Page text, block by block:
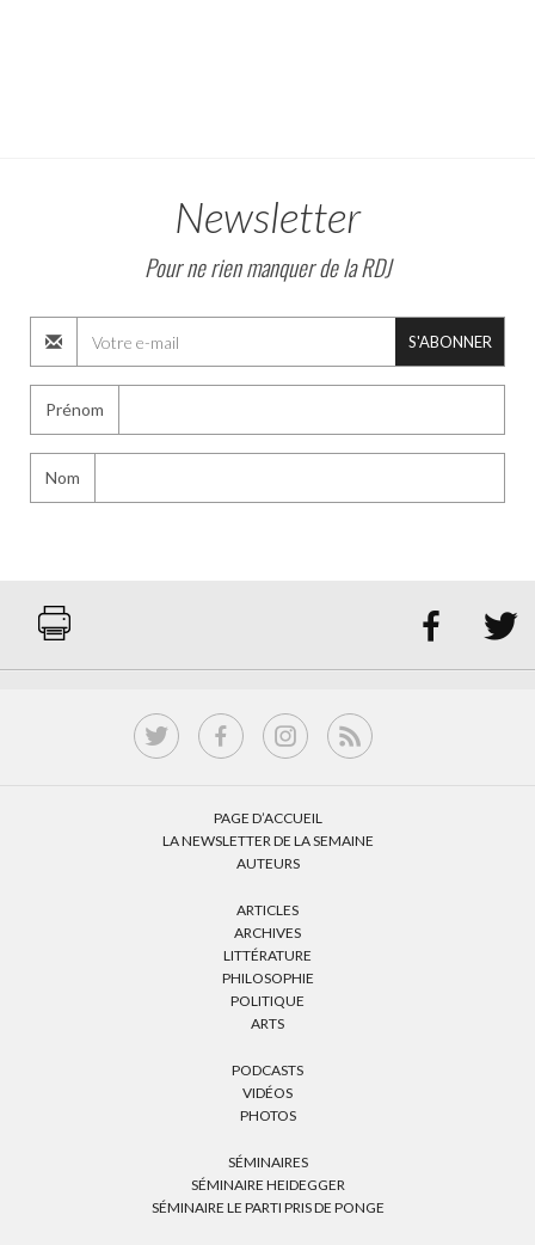
Newsletter
Pour ne rien manquer de la RDJ
S'ABONNER
Prénom
Nom
 
PAGE D’ACCUEIL
LA NEWSLETTER DE LA SEMAINE
AUTEURS
ARTICLES
ARCHIVES
LITTÉRATURE
PHILOSOPHIE
POLITIQUE
ARTS
PODCASTS
VIDÉOS
PHOTOS
SÉMINAIRES
SÉMINAIRE HEIDEGGER
SÉMINAIRE LE PARTI PRIS DE PONGE